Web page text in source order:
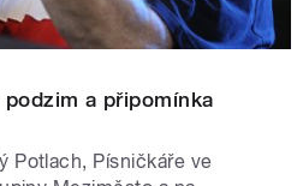
a připomínka
Potlach, Písničkáře ve